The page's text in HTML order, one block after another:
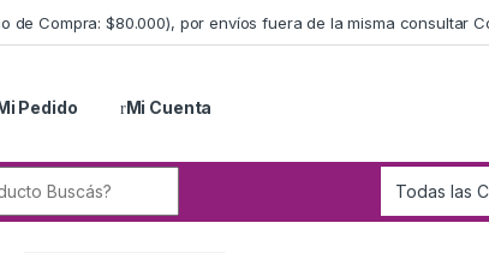
de Compra: $80.000), por envíos fuera de la misma consultar
Pedido Mi Cuenta